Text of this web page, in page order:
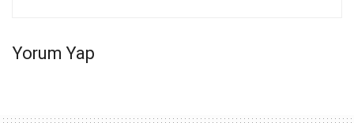
Yorum Yap